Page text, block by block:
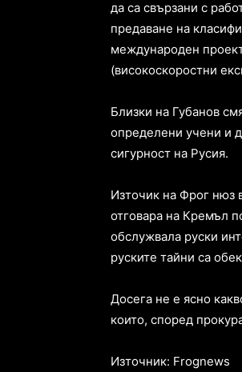
да са свързани с
предаване на
международен
(високоскоростни
Близки на Губанов
определени учени и
сигурност на Русия.
Източик на Фрог нюз
отговара на Кремъл
обслужвала руски
руските тайни са
Досега не е ясно
които, според
Източник: Frognews